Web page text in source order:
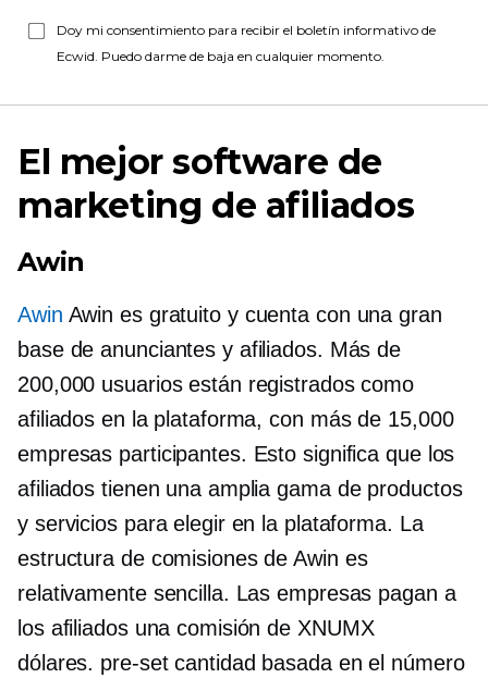
Doy mi consentimiento para recibir el boletín informativo de
Ecwid. Puedo darme de baja en cualquier momento.
El mejor software de
marketing de afiliados
Awin
Awin Awin es gratuito y cuenta con una gran
base de anunciantes y afiliados. Más de
200,000 usuarios están registrados como
afiliados en la plataforma, con más de 15,000
empresas participantes. Esto significa que los
afiliados tienen una amplia gama de productos
y servicios para elegir en la plataforma. La
estructura de comisiones de Awin es
relativamente sencilla. Las empresas pagan a
los afiliados una comisión de XNUMX
dólares. pre-setcantidad basada en el número